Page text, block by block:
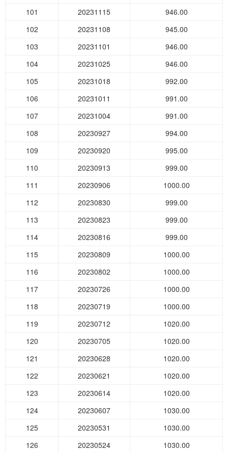
101
20231115
946.00
102
20231108
945.00
103
20231101
946.00
104
20231025
946.00
105
20231018
992.00
106
20231011
991.00
107
20231004
991.00
108
20230927
994.00
109
20230920
995.00
110
20230913
999.00
111
20230906
1000.00
112
20230830
999.00
113
20230823
999.00
114
20230816
999.00
115
20230809
1000.00
116
20230802
1000.00
117
20230726
1000.00
118
20230719
1000.00
119
20230712
1020.00
120
20230705
1020.00
121
20230628
1020.00
122
20230621
1020.00
123
20230614
1020.00
124
20230607
1030.00
125
20230531
1030.00
126
20230524 1030.00